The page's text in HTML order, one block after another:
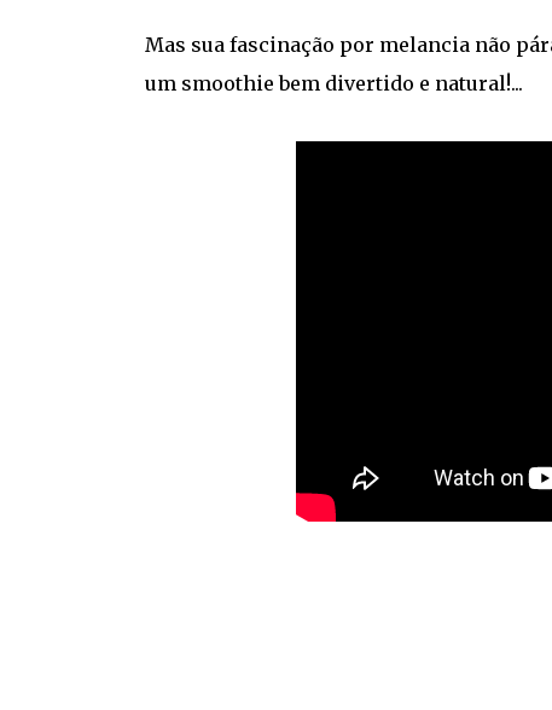
Mas sua fascinação por melancia não
um smoothie bem divertido e natural!...